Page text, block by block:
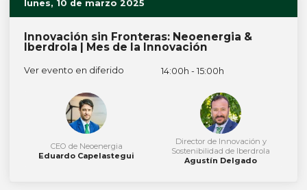
lunes, 10 de marzo 2025
Innovación sin Fronteras: Neoenergia &
Iberdrola | Mes de la Innovación
Ver evento en diferido 14:00h - 15:00h
CEO de Neoenergia
Eduardo Capelastegui
Director de Innovación y
Sostenibilidad de Iberdrola
Agustín Delgado